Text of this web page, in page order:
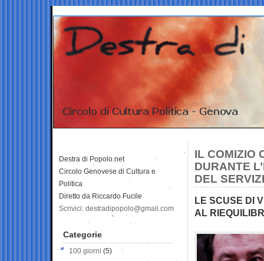
IL COMIZIO
DURANTE
DEL
LE SCUSE DI
AL
Destra di Popolo.net
Circolo Genovese di Cultura e
Politica
Diretto da Riccardo Fucile
Scrivici: destradipopolo@gmail.com
Categorie
100 giorni (5)